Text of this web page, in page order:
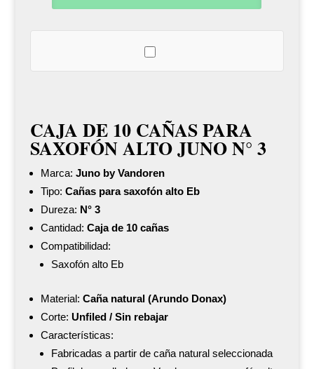
alto
N°3
CAJA DE 10 CAÑAS PARA
SAXOFÓN ALTO JUNO N° 3
Marca: Juno by Vandoren
Tipo: Cañas para saxofón alto Eb
Dureza: N° 3
Cantidad: Caja de 10 cañas
Compatibilidad:
Saxofón alto Eb
Material: Caña natural (Arundo Donax)
Corte: Unfiled / Sin rebajar
Características:
Fabricadas a partir de caña natural seleccionada